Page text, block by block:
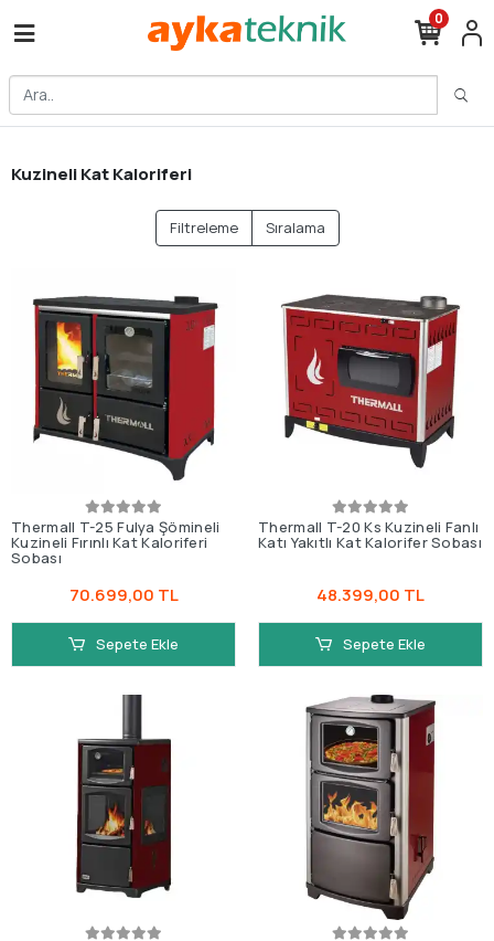
0
Kuzineli Kat Kaloriferi
Filtreleme Sıralama
Thermall T-25 Fulya Şömineli
Kuzineli Fırınlı Kat Kaloriferi
Sobası
70.699,00 TL
Sepete Ekle
Thermall T-20 Ks Kuzineli Fanlı
Katı Yakıtlı Kat Kalorifer Sobası
48.399,00 TL
Sepete Ekle